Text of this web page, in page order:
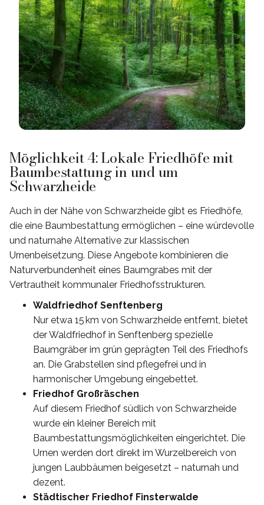
Möglichkeit 4: Lokale Friedhöfe mit
Baumbestattung in und um
Schwarzheide
Auch in der Nähe von Schwarzheide gibt es Friedhöfe,
die eine Baumbestattung ermöglichen – eine würdevolle
und naturnahe Alternative zur klassischen
Urnenbeisetzung. Diese Angebote kombinieren die
Naturverbundenheit eines Baumgrabes mit der
Vertrautheit kommunaler Friedhofsstrukturen.
Waldfriedhof Senftenberg
Nur etwa 15 km von Schwarzheide entfernt, bietet
der Waldfriedhof in Senftenberg spezielle
Baumgräber im grün geprägten Teil des Friedhofs
an. Die Grabstellen sind pflegefrei und in
harmonischer Umgebung eingebettet.
Friedhof Großräschen
Auf diesem Friedhof südlich von Schwarzheide
wurde ein kleiner Bereich mit
Baumbestattungsmöglichkeiten eingerichtet. Die
Urnen werden dort direkt im Wurzelbereich von
jungen Laubbäumen beigesetzt – naturnah und
dezent.
Städtischer Friedhof Finsterwalde